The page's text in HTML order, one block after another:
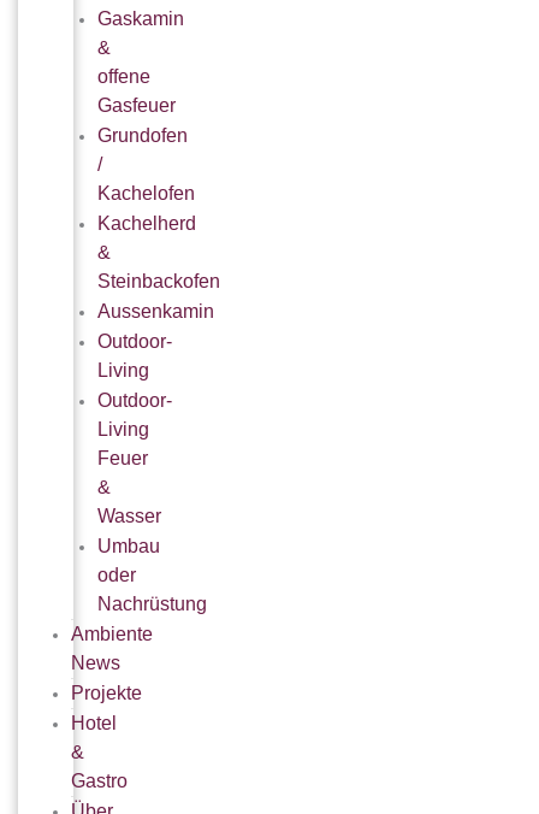
Gaskamin
&
offene
Gasfeuer
Grundofen
/
Kachelofen
Kachelherd
&
Steinbackofen
Aussenkamin
Outdoor-
Living
Outdoor-
Living
Feuer
&
Wasser
Umbau
oder
Nachrüstung
Ambiente
News
Projekte
Hotel
&
Gastro